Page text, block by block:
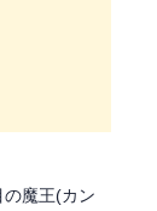
魔王(カン